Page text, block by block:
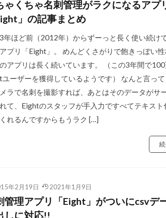
ゃくちゃ名刺管理がラクになるアプ
」の記事まとめ
年ほど前（2012年）からずーっと長く使い続け
プリ「Eight」。 めんどくさがりで飽きっぽい
アプリは長く続いています。 （この3年間で
ーザーを獲得しているようです） なんと言っ
ラで名刺を撮影すれば、あとはそのデータがサ
て、Eightのスタッフが手入力ですべてテキスト
れるんですからもうラク […]
年2月19日 2021年1月9日
管理アプリ「Eight」がついにcsvデ
しに対応!!